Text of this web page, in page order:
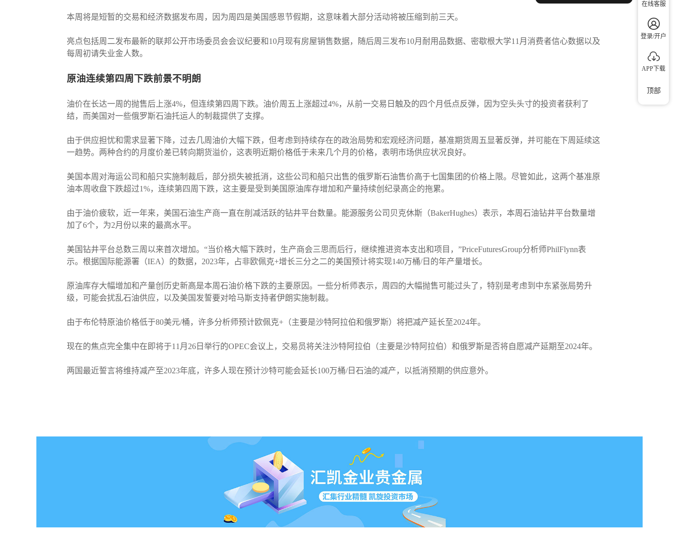
本周将是短暂的交易和经济数据发布周，因为周四是美国感恩节假期，这意味着大部分活动将被压缩到前三天。
亮点包括周二发布最新的联邦公开市场委员会会议纪要和10月现有房屋销售数据，随后周三发布10月耐用品数据、密歇根大学11月消费者信心数据以及
每周初请失业金人数。
原油连续第四周下跌前景不明朗
油价在长达一周的抛售后上涨4%，但连续第四周下跌。油价周五上涨超过4%，从前一交易日触及的四个月低点反弹，因为空头头寸的投资者获利了
结，而美国对一些俄罗斯石油托运人的制裁提供了支撑。
由于供应担忧和需求显著下降，过去几周油价大幅下跌，但考虑到持续存在的政治局势和宏观经济问题，基准期货周五显著反弹，并可能在下周延续这
一趋势。两种合约的月度价差已转向期货溢价，这表明近期价格低于未来几个月的价格，表明市场供应状况良好。
美国本周对海运公司和船只实施制裁后，部分损失被抵消，这些公司和船只出售的俄罗斯石油售价高于七国集团的价格上限。尽管如此，这两个基准原
油本周收盘下跌超过1%，连续第四周下跌，这主要是受到美国原油库存增加和产量持续创纪录高企的拖累。
由于油价疲软，近一年来，美国石油生产商一直在削减活跃的钻井平台数量。能源服务公司贝克休斯（BakerHughes）表示，本周石油钻井平台数量增
加了6个，为2月份以来的最高水平。
美国钻井平台总数三周以来首次增加。“当价格大幅下跌时，生产商会三思而后行，继续推进资本支出和项目，”PriceFuturesGroup分析师PhilFlynn表
示。根据国际能源署（IEA）的数据，2023年，占非欧佩克+增长三分之二的美国预计将实现140万桶/日的年产量增长。
原油库存大幅增加和产量创历史新高是本周石油价格下跌的主要原因。一些分析师表示，周四的大幅抛售可能过头了，特别是考虑到中东紧张局势升
级，可能会扰乱石油供应，以及美国发誓要对哈马斯支持者伊朗实施制裁。
由于布伦特原油价格低于80美元/桶，许多分析师预计欧佩克+（主要是沙特阿拉伯和俄罗斯）将把减产延长至2024年。
现在的焦点完全集中在即将于11月26日举行的OPEC会议上，交易员将关注沙特阿拉伯（主要是沙特阿拉伯）和俄罗斯是否将自愿减产延期至2024年。
两国最近誓言将维持减产至2023年底，许多人现在预计沙特可能会延长100万桶/日石油的减产，以抵消预期的供应意外。
在线客服
登录/开户
APP下载
顶部